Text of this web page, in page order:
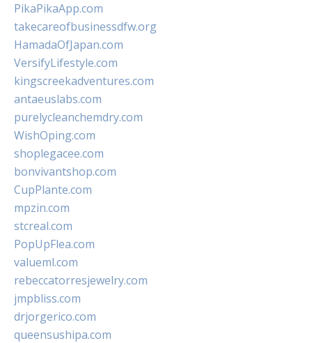
PikaPikaApp.com
takecareofbusinessdfw.org
HamadaOfJapan.com
VersifyLifestyle.com
kingscreekadventures.com
antaeuslabs.com
purelycleanchemdry.com
WishOping.com
shoplegacee.com
bonvivantshop.com
CupPlante.com
mpzin.com
stcreal.com
PopUpFlea.com
valueml.com
rebeccatorresjewelry.com
jmpbliss.com
drjorgerico.com
queensushipa.com